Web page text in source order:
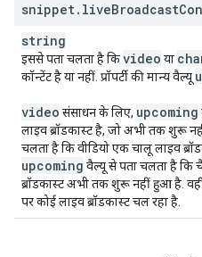
snippet. liveBroadcast
string
इससे पता चलता है किvideo या
कॉन्टेंट है या नहीं. प्रॉपर्टी की मान्य वैल्यू
video संसाधन के लिए, upcoming
लाइव ब्रॉडकास्ट है, जो अभी तक शुरू
चलता है कि वीडियो एक चालू लाइव
upcoming वैल्यू से पता चलता है कि
ब्रॉडकास्ट अभी तक शुरू नहीं हुआ है.
पर कोई लाइव ब्रॉडकास्ट चल रहा है.